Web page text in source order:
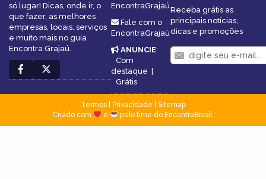
só lugar! Dicas, onde ir, o
que fazer, as melhores
empresas, locais, serviços
e muito mais no guia
Encontra Grajaú.
EncontraGrajaú
Fale com o
EncontraGrajaú
ANUNCIE:
Com
destaque |
Grátis
Receba grátis as
principais notícias,
dicas e promoções
Termos| Privacidade
Sitemap
Criado com
e pelo time do EncontraBrasil